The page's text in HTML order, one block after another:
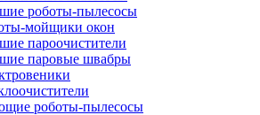
роботы-пылесосы
мойщики окон
пароочистители
паровые швабры
роботы-пылесосы